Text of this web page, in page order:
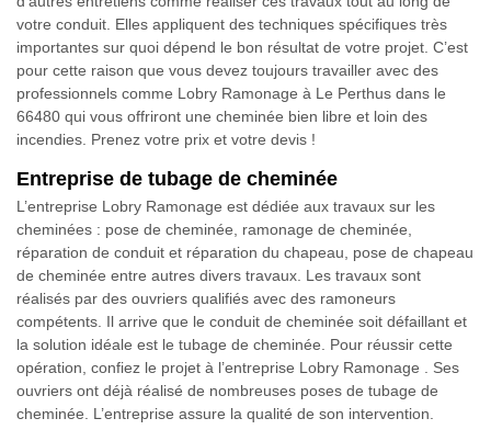
votre conduit. Elles appliquent des techniques spécifiques très
importantes sur quoi dépend le bon résultat de votre projet. C’est
pour cette raison que vous devez toujours travailler avec des
professionnels comme Lobry Ramonage à Le Perthus dans le
66480 qui vous offriront une cheminée bien libre et loin des
incendies. Prenez votre prix et votre devis !
Entreprise de tubage de cheminée
L’entreprise Lobry Ramonage est dédiée aux travaux sur les
cheminées : pose de cheminée, ramonage de cheminée,
réparation de conduit et réparation du chapeau, pose de chapeau
de cheminée entre autres divers travaux. Les travaux sont
réalisés par des ouvriers qualifiés avec des ramoneurs
compétents. Il arrive que le conduit de cheminée soit défaillant et
la solution idéale est le tubage de cheminée. Pour réussir cette
opération, confiez le projet à l’entreprise Lobry Ramonage . Ses
ouvriers ont déjà réalisé de nombreuses poses de tubage de
cheminée. L’entreprise assure la qualité de son intervention.